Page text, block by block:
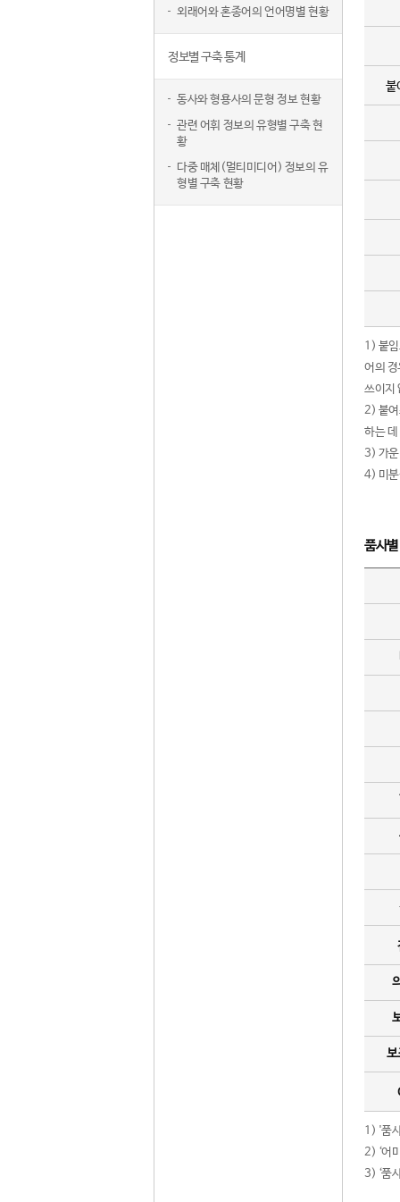
외래어와 혼종어의 언어명별 현황
정보별 구축 통계
동사와 형용사의 문형 정보 현황
관련 어휘 정보의 유형별 구축 현
황
다중 매체(멀티미디어) 정보의 유
형별 구축 현황
붙
1) 붙
어의
쓰이지
2) 붙여
하는
3) 가운
4) 미분
품사
보
1) '품
2) ‘어
3) ‘품